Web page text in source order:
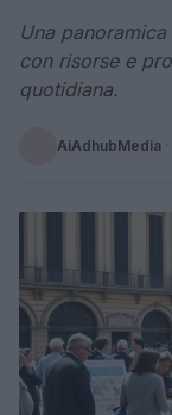
Una
con risorse e
quotidiana.
AiAdhubMedia ·